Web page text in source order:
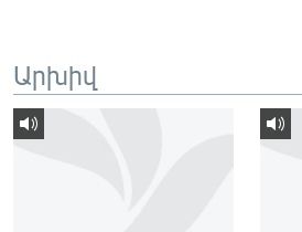
ՓՈԴՔԱՍԹ
Հայերեն
Արխիվ